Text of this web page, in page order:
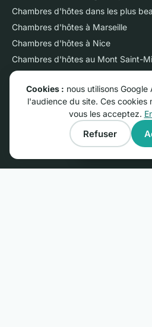
Afficher la
Chambres d'hôtes dans les plus
Chambres d'hôtes à Marseille
Chambres d'hôtes à Nice
Chambres d'hôtes au Mont Saint-
Chambres d'hôtes sur l'Ile de Ré
Chambres d'hôtes près du
Chambres d'hôtes en Camargue
Gîtes dans les plus beaux villages
Gîtes près du Mont Saint-Michel
Cookies : nous utilisons
l'audience du site. Ces cookies
vous les acceptez.
Refuser